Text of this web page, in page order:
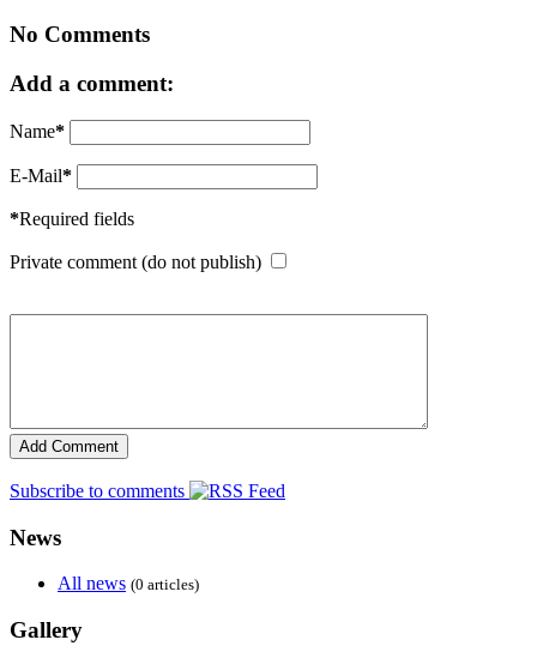
No Comments
Add a comment:
Name*
E-Mail*
*Required fields
Private comment (do not publish)
Subscribe to comments
News
All news (0 articles)
Gallery